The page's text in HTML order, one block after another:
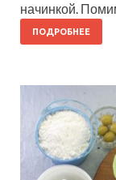
начинкой.
ПОДРОБНЕЕ